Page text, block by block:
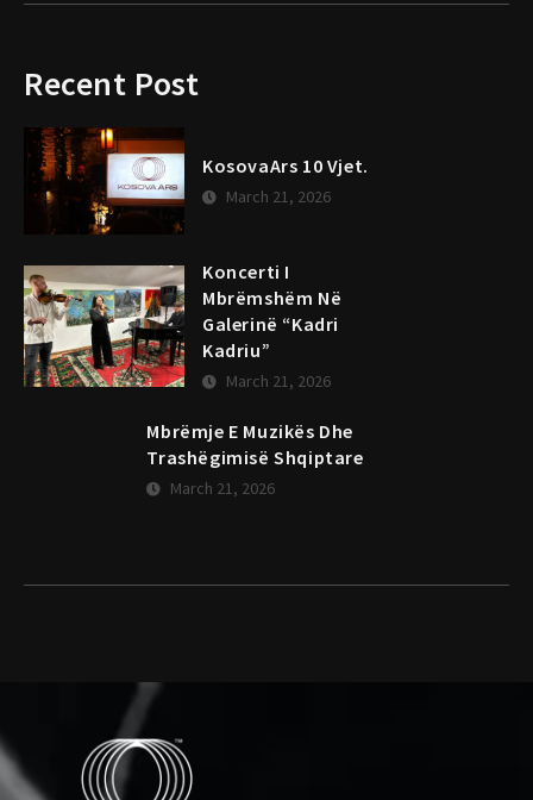
Recent Post
KosovaArs 10 Vjet.
March 21, 2026
Koncerti I
Mbrëmshëm Në
Galerinë “Kadri
Kadriu”
March 21, 2026
Mbrëmje E Muzikës Dhe
Trashëgimisë Shqiptare
March 21, 2026